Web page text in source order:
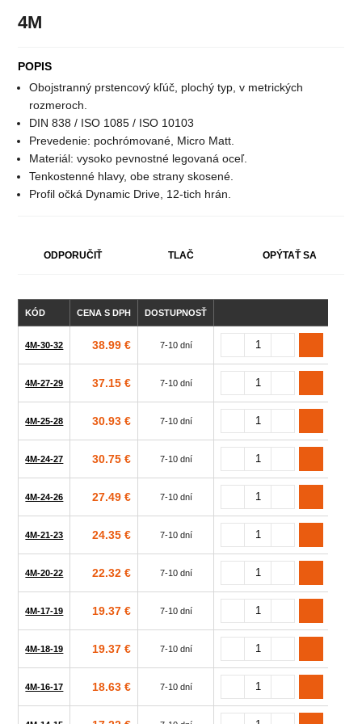
4M
POPIS
Obojstranný prstencový kľúč, plochý typ, v metrických
rozmeroch.
DIN 838 / ISO 1085 / ISO 10103
Prevedenie: pochrómované, Micro Matt.
Materiál: vysoko pevnostné legovaná oceľ.
Tenkostenné hlavy, obe strany skosené.
Profil očká Dynamic Drive, 12-tich hrán.
ODPORUČIŤ TLAČ OPÝTAŤ SA
KÓD CENA S DPH DOSTUPNOSŤ
4M-30-32 38.99 € 7-10 dní
4M-27-29 37.15 € 7-10 dní
4M-25-28 30.93 € 7-10 dní
4M-24-27 30.75 € 7-10 dní
4M-24-26 27.49 € 7-10 dní
4M-21-23 24.35 € 7-10 dní
4M-20-22 22.32 € 7-10 dní
4M-17-19 19.37 € 7-10 dní
4M-18-19 19.37 € 7-10 dní
4M-16-17 18.63 € 7-10 dní